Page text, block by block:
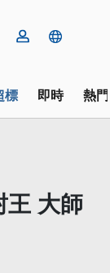
標 即時 熱
王 大師